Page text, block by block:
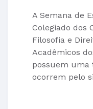
A Semana de
Colegiado dos
Filosofia e
Acadêmicos
possuem uma
ocorrem pelo